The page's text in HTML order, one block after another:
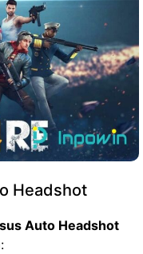
Headshot
Auto Headshot